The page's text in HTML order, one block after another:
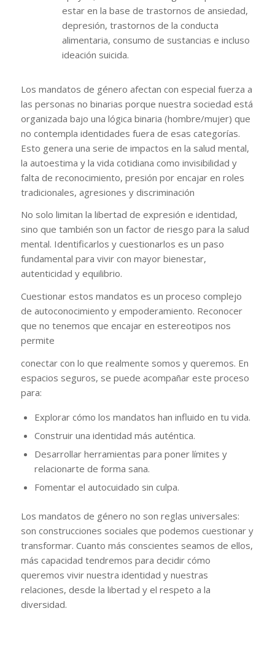
estar en la base de trastornos de ansiedad,
depresión, trastornos de la conducta
alimentaria, consumo de sustancias e incluso
ideación suicida.
Los mandatos de género afectan con especial fuerza a
las personas no binarias porque nuestra sociedad está
organizada bajo una lógica binaria (hombre/mujer) que
no contempla identidades fuera de esas categorías.
Esto genera una serie de impactos en la salud mental,
la autoestima y la vida cotidiana como invisibilidad y
falta de reconocimiento, presión por encajar en roles
tradicionales, agresiones y discriminación
No solo limitan la libertad de expresión e identidad,
sino que también son un factor de riesgo para la salud
mental. Identificarlos y cuestionarlos es un paso
fundamental para vivir con mayor bienestar,
autenticidad y equilibrio.
Cuestionar estos mandatos es un proceso complejo
de autoconocimiento y empoderamiento. Reconocer
que no tenemos que encajar en estereotipos nos
permite
conectar con lo que realmente somos y queremos. En
espacios seguros, se puede acompañar este proceso
para:
Explorar cómo los mandatos han influido en tu vida.
Construir una identidad más auténtica.
Desarrollar herramientas para poner límites y
relacionarte de forma sana.
Fomentar el autocuidado sin culpa.
Los mandatos de género no son reglas universales:
son construcciones sociales que podemos cuestionar y
transformar. Cuanto más conscientes seamos de ellos,
más capacidad tendremos para decidir cómo
queremos vivir nuestra identidad y nuestras
relaciones, desde la libertad y el respeto a la
diversidad.